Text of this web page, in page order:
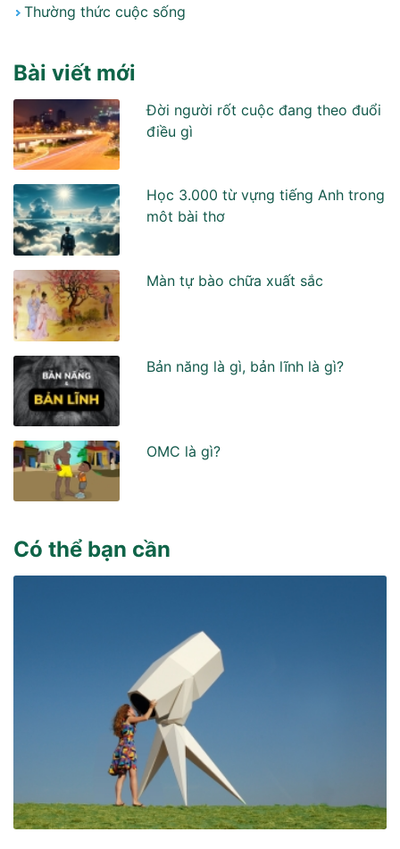
Thường thức cuộc sống
Bài viết mới
Đời người rốt cuộc đang theo đuổi
điều gì
Học 3.000 từ vựng tiếng Anh trong
môt bài thơ
Màn tự bào chữa xuất sắc
Bản năng là gì, bản lĩnh là gì?
OMC là gì?
Có thể bạn cần